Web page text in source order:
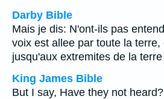
Darby Bible
Mais je dis: N'ont-ils pas
voix est allee par toute la
jusqu'aux extremites de la
King James Bible
But I say, Have they not